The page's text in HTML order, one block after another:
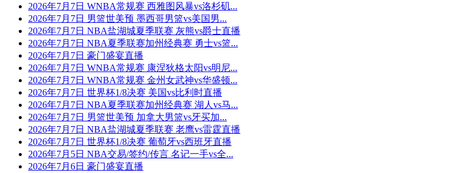
2026年7月7日 WNBA常规赛 西雅图风暴vs洛杉矶...
2026年7月7日 男篮世美预 墨西哥男篮vs美国男...
2026年7月7日 NBA盐湖城夏季联赛 灰熊vs爵士直播
2026年7月7日 NBA夏季联赛加州经典赛 勇士vs篮...
2026年7月7日 豪门盛宴直播
2026年7月7日 WNBA常规赛 康涅狄格太阳vs明尼...
2026年7月7日 WNBA常规赛 金州女武神vs华盛顿...
2026年7月7日 世界杯1/8决赛 美国vs比利时直播
2026年7月7日 NBA夏季联赛加州经典赛 湖人vs马...
2026年7月7日 男篮世美预 加拿大男篮vs牙买加...
2026年7月7日 NBA盐湖城夏季联赛 老鹰vs雷霆直播
2026年7月7日 世界杯1/8决赛 葡萄牙vs西班牙直播
2026年7月5日 NBA交易/签约/传言 名记一手vs全...
2026年7月6日 豪门盛宴直播